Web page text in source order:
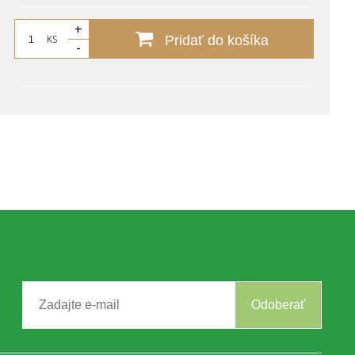
KS
+
-
Pridať do košíka
Odoberať